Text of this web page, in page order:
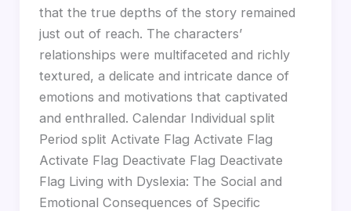
that the true depths of the story remained
just out of reach. The characters’
relationships were multifaceted and richly
textured, a delicate and intricate dance of
emotions and motivations that captivated
and enthralled. Calendar Individual split
Period split Activate Flag Activate Flag
Activate Flag Deactivate Flag Deactivate
Flag Living with Dyslexia: The Social and
Emotional Consequences of Specific